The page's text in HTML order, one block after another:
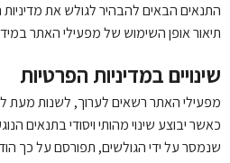
התנאים הבאים להבהיר לגולש את
תיאור אופן השימוש של מפעילי האתר
שינויים במדיניות הפרטיות
מפעילי האתר רשאים לערוך, לשנות מעת
כאשר יבוצע שינוי מהותי ויסודי בתנאים
שנמסר על ידי הגולשים, תפורסם על כך